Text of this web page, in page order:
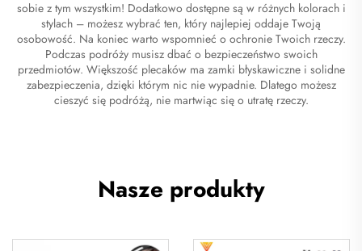
sobie z tym wszystkim! Dodatkowo dostępne są w różnych kolorach i
stylach – możesz wybrać ten, który najlepiej oddaje Twoją
osobowość. Na koniec warto wspomnieć o ochronie Twoich rzeczy.
Podczas podróży musisz dbać o bezpieczeństwo swoich
przedmiotów. Większość plecaków ma zamki błyskawiczne i solidne
zabezpieczenia, dzięki którym nic nie wypadnie. Dlatego możesz
cieszyć się podróżą, nie martwiąc się o utratę rzeczy.
Nasze produkty